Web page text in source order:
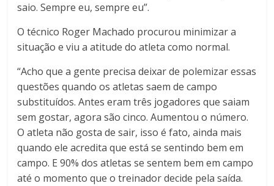
saio. Sempre eu, sempre eu”.
O técnico Roger Machado procurou minimizar a
situação e viu a atitude do atleta como normal.
“Acho que a gente precisa deixar de polemizar essas
questões quando os atletas saem de campo
substituídos. Antes eram três jogadores que saiam
sem gostar, agora são cinco. Aumentou o número.
O atleta não gosta de sair, isso é fato, ainda mais
quando ele acredita que está se sentindo bem em
campo. E 90% dos atletas se sentem bem em campo
até o momento que o treinador decide pela saída.